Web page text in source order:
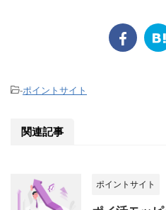
-ポイントサイト
関連記事
ポイントサイト